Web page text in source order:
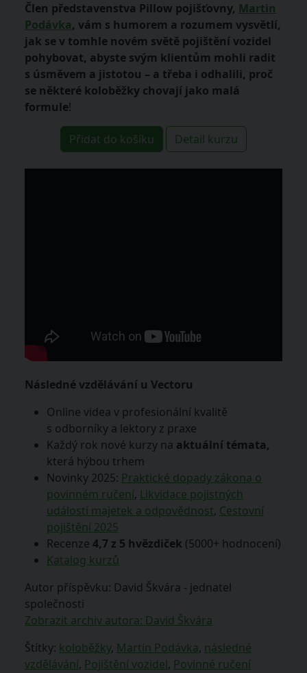
Člen představenstva Pillow pojišťovny, Martin
Podávka, vám s humorem a rozumem vysvětlí,
jak se v tomhle novém světě pojištění vozidel
pohybovat, abyste svým klientům mohli radit
s úsměvem a jistotou – a třeba i odhalili, proč
se některé koloběžky chovají jako malá
formule!
Přidat do košíku Detail kurzu
Následné vzdělávání u Vectoru
Online videa v profesionální kvalitě
s odborníky a lektory z praxe
Každý rok nové kurzy na aktuální témata,
která hýbou trhem
Novinky 2025: Praktické dopady zákona o
povinném ručení, Likvidace pojistných
událostí majetek a odpovědnost, Cestovní
pojištění 2025
Recenze 4,7 z 5 hvězdiček (5000+ hodnocení)
Katalog kurzů
Autor příspěvku: David Škvára - jednatel
společnosti
Zobrazit archiv autora: David Škvára
Štítky: koloběžky, Martin Podávka, následné
vzdělávání, Pojištění vozidel, Povinné ručení